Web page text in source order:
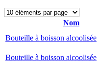
Nom
Bouteille à boisson alcoolisée
Bouteille à boisson alcoolisée